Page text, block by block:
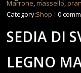
Marrone,massello,
Category:Shop 0
SEDIA DI
LEGNO